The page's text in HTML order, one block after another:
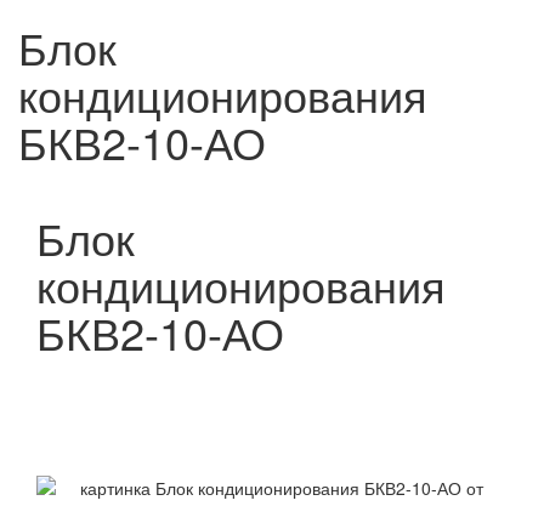
Блок
кондиционирования
БКВ2-10-АО
Блок
кондиционирования
БКВ2-10-АО